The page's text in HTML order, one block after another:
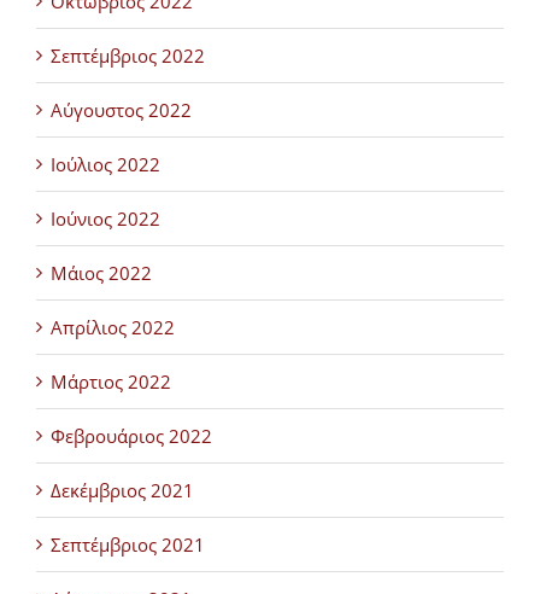
Σεπτέμβριος 2022
Αύγουστος 2022
Ιούλιος 2022
Ιούνιος 2022
Μάιος 2022
Απρίλιος 2022
Μάρτιος 2022
Φεβρουάριος 2022
Δεκέμβριος 2021
Σεπτέμβριος 2021